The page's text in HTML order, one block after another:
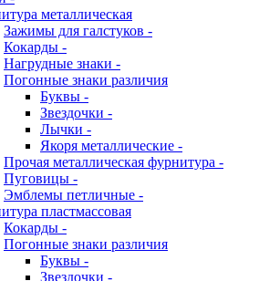
металлическая
Зажимы для галстуков -
Кокарды -
Нагрудные знаки -
Погонные знаки различия
Буквы -
Звездочки -
Лычки -
Якоря металлические -
Прочая металлическая фурнитура -
Пуговицы -
Эмблемы петличные -
пластмассовая
Кокарды -
Погонные знаки различия
Буквы -
Звездочки -